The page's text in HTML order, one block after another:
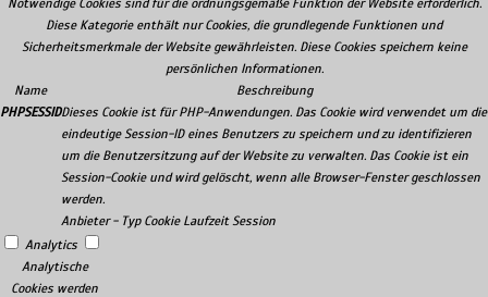
Notwendige Cookies sind für die ordnungsgemäße Funktion der Website erforderlich.
Diese Kategorie enthält nur Cookies, die grundlegende Funktionen und
Sicherheitsmerkmale der Website gewährleisten. Diese Cookies speichern keine
persönlichen Informationen.
Name
Beschreibung
PHPSESSIDDieses Cookie ist für PHP-Anwendungen. Das Cookie wird verwendet um die
eindeutige Session-ID eines Benutzers zu speichern und zu identifizieren
um die Benutzersitzung auf der Website zu verwalten. Das Cookie ist ein
Session-Cookie und wird gelöscht, wenn alle Browser-Fenster geschlossen
werden.
Anbieter - Typ Cookie Laufzeit Session
Analytics
Analytische
Cookies werden